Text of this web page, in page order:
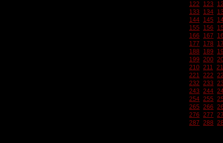
122
123
133
134
144 145
155
156
166
167
177
178
188
189
199 200
210 211
221 222
232 233
243 244
254 255
265 266
276 277
287 288